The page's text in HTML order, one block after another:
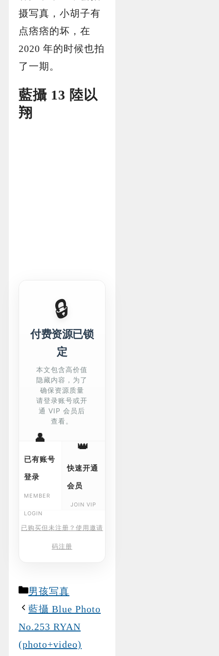
摄写真，小胡子有
点痞痞的坏，在
2020 年的时候也拍
了一期。
藍攝 13 陸以
翔
🔒
付费资源已锁
定
本文包含高价值
隐藏内容，为了
确保资源质量
请登录账号或开
通 VIP 会员后
查看。
👤
已有账号
登录
MEMBER
LOGIN
👑
快速开通
会员
JOIN VIP
已购买但未注册？使用邀请
码注册
Categories
男孩写真
藍攝 Blue Photo
No.253 RYAN
(photo+video)